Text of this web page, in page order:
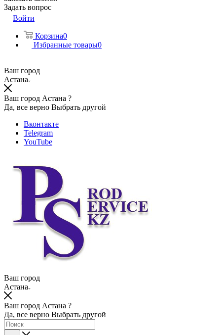
Задать вопрос
Войти
Корзина0
Избранные товары0
Ваш город
Астана
Ваш город Астана ?
Да, все верно Выбрать другой
Вконтакте
Telegram
YouTube
Ваш город
Астана
Ваш город Астана ?
Да, все верно Выбрать другой